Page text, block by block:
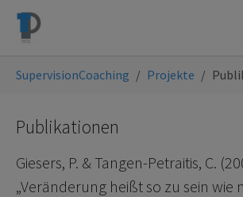
Skip to main navigation
Skip to main content
Skip to page footer
SupervisionCoaching Projekte
Publikationen
Giesers, P. & Tangen-Petraitis, C.
„Veränderung heißt so zu sein wie